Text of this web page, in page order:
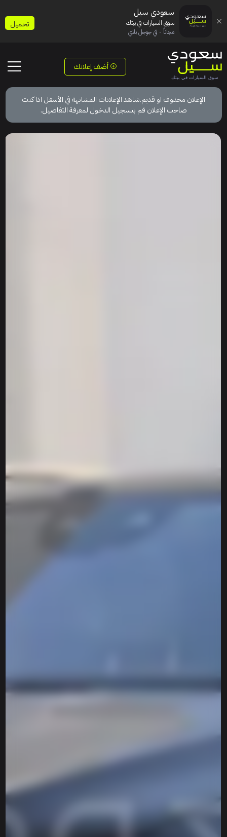
أضف إعلانك
الإعلان محذوف او قديم.شاهد الإعلانات المشابهة في الأسفل اذا كنت
صاحب الإعلان قم بتسجيل الدخول لمعرفة التفاصيل.
سعودي سيل
سوق السيارات في بيتك
مجاناً - في جوجل بلاي
تحميل